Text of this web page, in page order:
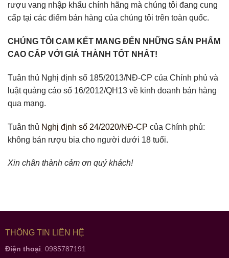
rượu vang nhập khẩu chính hãng mà chúng tôi đang cung
cấp tại các điểm bán hàng của chúng tôi trên toàn quốc.
CHÚNG TÔI CAM KẾT MANG ĐẾN NHỮNG SẢN PHẨM
CAO CẤP VỚI GIÁ THÀNH TỐT NHẤT!
Tuân thủ Nghị định số 185/2013/NĐ-CP của Chính phủ và
luật quảng cáo số 16/2012/QH13 về kinh doanh bán hàng
qua mạng.
Tuân thủ Nghị định số 24/2020/NĐ-CP của Chính phủ:
không bán rượu bia cho người dưới 18 tuổi.
Xin chân thành cảm ơn quý khách!
THÔNG TIN LIÊN HỆ
Điện thoại: 0985787191